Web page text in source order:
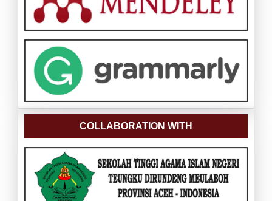
COLLABORATION WITH